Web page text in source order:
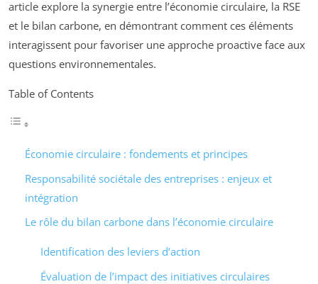
article explore la synergie entre l’économie circulaire, la RSE
et le bilan carbone, en démontrant comment ces éléments
interagissent pour favoriser une approche proactive face aux
questions environnementales.
Table of Contents
Économie circulaire : fondements et principes
Responsabilité sociétale des entreprises : enjeux et
intégration
Le rôle du bilan carbone dans l’économie circulaire
Identification des leviers d’action
Évaluation de l’impact des initiatives circulaires